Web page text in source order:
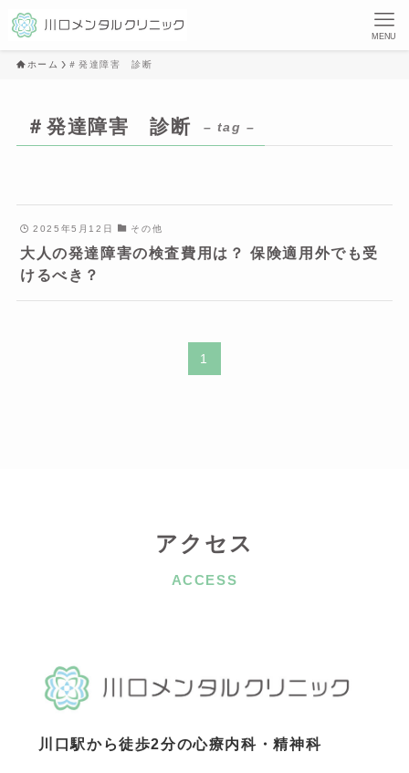
MENU
ホーム ＃発達障害 診断
＃発達障害 診断 – tag –
2025年5月12日 その他
大人の発達障害の検査費用は？ 保険適用外でも受
けるべき？
1
アクセス
ACCESS
川口駅から徒歩2分の心療内科・精神科